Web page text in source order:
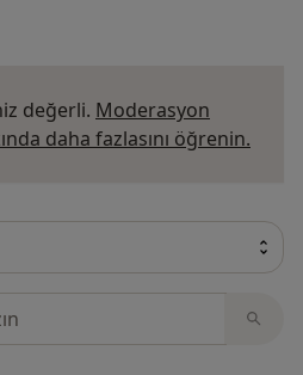
değerli. Moderasyon
daha fazlasını öğrenin.